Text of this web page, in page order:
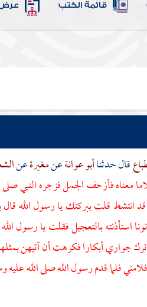
قائمة الكتب
قال حدثناأبو عوانةعنمغيرةعن
معناه فأزحف الجمل فزجره النبي
انتشط قلت ببركتك يا رسول الله قال
استأذنته بالتعجيل فقلت يا رسول
جواري أبكارا فكرهت أن آتيهن
فلما قدم رسول الله صلى الله